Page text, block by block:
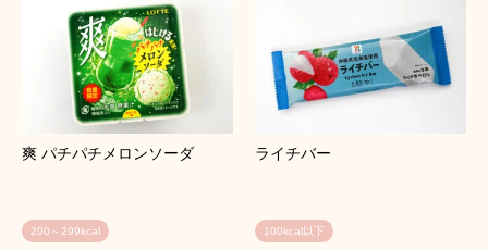
爽 パチパチメロンソーダ
200～299kcal
ライチバー
100kcal以下